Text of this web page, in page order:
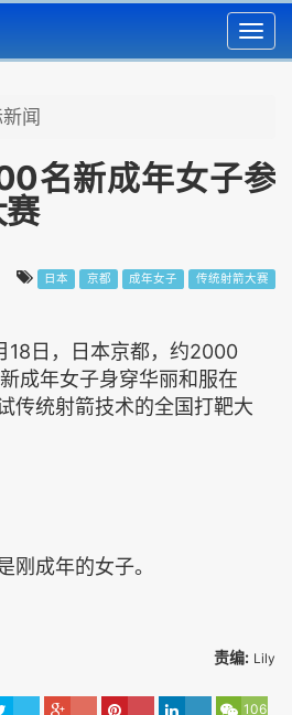
闻
名新成年女子参
日本 京都 成年女子 传统射箭大赛
18日，日本京都，约2000
成年女子身穿华丽和服在
传统射箭技术的全国打靶大
刚成年的女子。
责编: Lily
106